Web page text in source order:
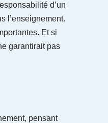
d’un
l’enseignement.
Et si
garantirait pas
pensant